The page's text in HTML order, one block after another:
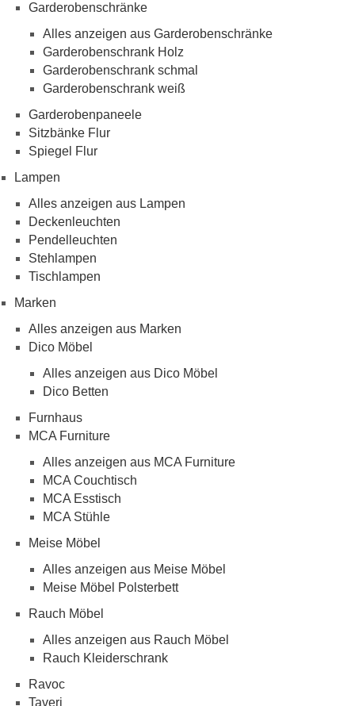
Garderobenschränke
Alles anzeigen aus Garderobenschränke
Garderobenschrank Holz
Garderobenschrank schmal
Garderobenschrank weiß
Garderobenpaneele
Sitzbänke Flur
Spiegel Flur
Lampen
Alles anzeigen aus Lampen
Deckenleuchten
Pendelleuchten
Stehlampen
Tischlampen
Marken
Alles anzeigen aus Marken
Dico Möbel
Alles anzeigen aus Dico Möbel
Dico Betten
Furnhaus
MCA Furniture
Alles anzeigen aus MCA Furniture
MCA Couchtisch
MCA Esstisch
MCA Stühle
Meise Möbel
Alles anzeigen aus Meise Möbel
Meise Möbel Polsterbett
Rauch Möbel
Alles anzeigen aus Rauch Möbel
Rauch Kleiderschrank
Ravoc
Taveri